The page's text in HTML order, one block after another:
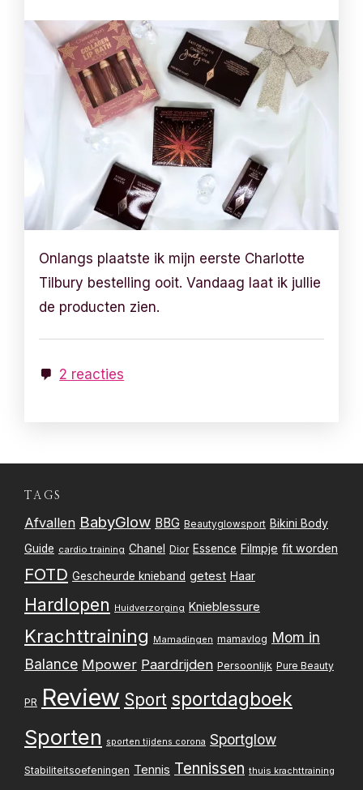
Onlangs plaatste ik mijn eerste Charlotte
Tilbury bestelling ooit. Vandaag laat ik jullie
de producten zien.
2 reacties
TAGS
Afvallen BabyGlow BBG Beautyglowsport Bikini Body
Guide cardio training Chanel Dior Essence Filmpje fit worden
FOTD Gescheurde knieband getest Haar
Hardlopen Huidverzorging Knieblessure
Krachttraining Mamadingen mamavlog Mom in
Balance Mpower Paardrijden Persoonlijk Pure Beauty
PR Review Sport sportdagboek
Sporten sporten tijdens corona Sportglow
Stabiliteitsoefeningen Tennis Tennissen thuis krachttraining